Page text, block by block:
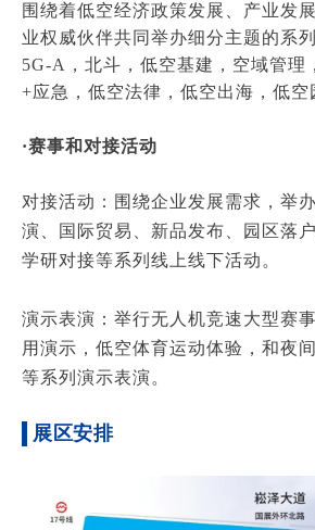
围绕着低空经济政策发展、产业发
业权威伙伴共同举办细分主题的系
5G-A，北斗，低空基建，空域管理
+应急，低空法律，低空出海，低空
·赛事和对接活动
对接活动：围绕企业发展需求，举
演、国际贸易、新品发布、园区落
学研对接等系列线上线下活动。
演示表演：举行无人机竞速大型赛
用演示，低空体育运动体验，和夜
等系列演示表演。
展区安排